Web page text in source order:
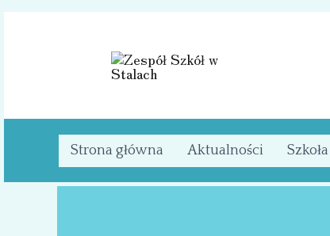
Strona główna Aktualności Szkoła